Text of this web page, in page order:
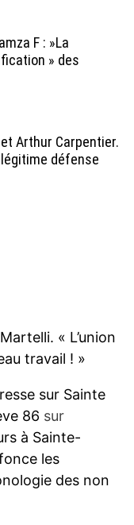
F : »La
» des
Arthur Carpentier.
défense
« L’union
travail ! »
sur Sainte
86 sur
à Sainte-
les
des non